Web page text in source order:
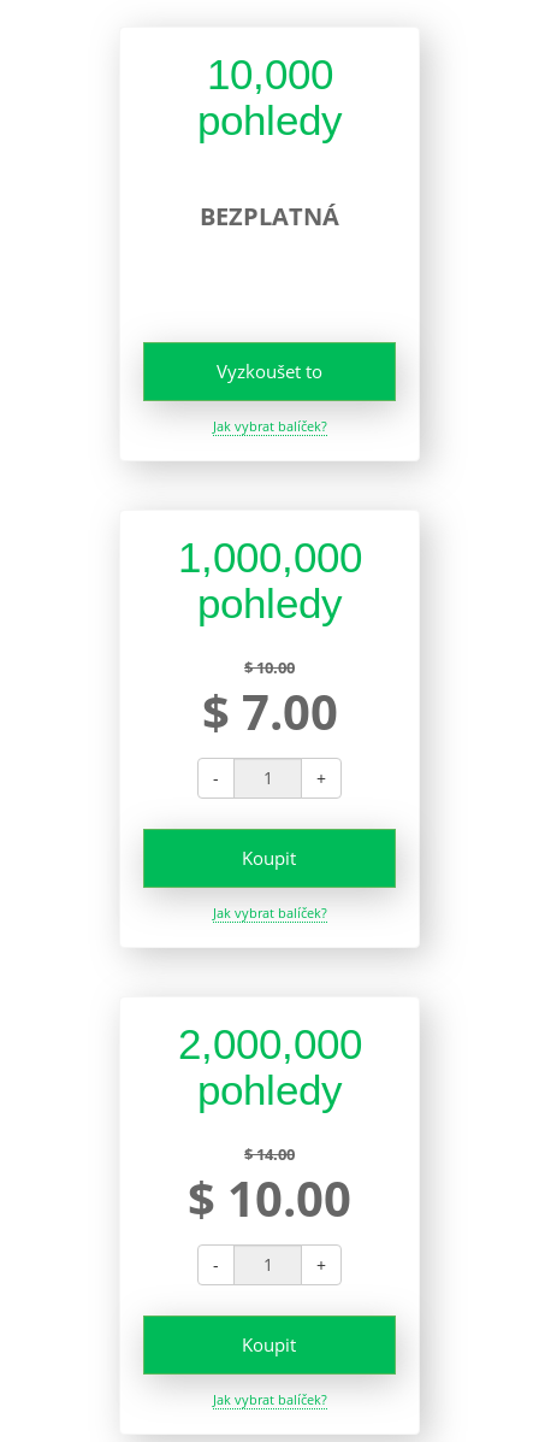
10,000
pohledy
BEZPLATNÁ
Vyzkoušet to
Jak vybrat balíček?
1,000,000
pohledy
$ 10.00
$ 7.00
- +
Koupit
Jak vybrat balíček?
2,000,000
pohledy
$ 14.00
$ 10.00
- +
Koupit
Jak vybrat balíček?